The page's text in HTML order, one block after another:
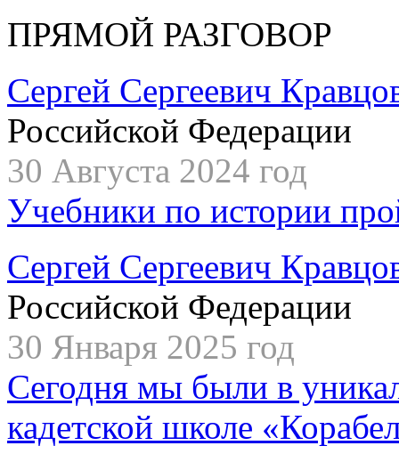
ПРЯМОЙ РАЗГОВОР
Сергей Сергеевич
Российской Федерации
30 Августа 2024 год
Учебники по истории
Сергей Сергеевич
Российской Федерации
30 Января 2025 год
Сегодня мы были в
кадетской школе